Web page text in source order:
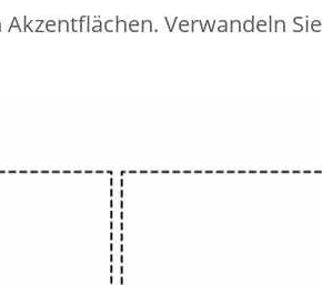
Verwandeln